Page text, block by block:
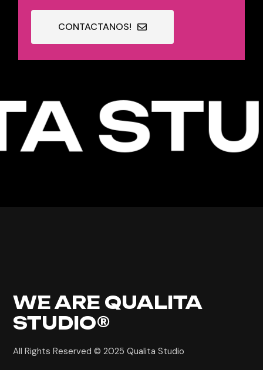
CONTACTANOS!
WE ARE QUALITA
STUDIO®
All Rights Reserved © 2025Qualita Studio